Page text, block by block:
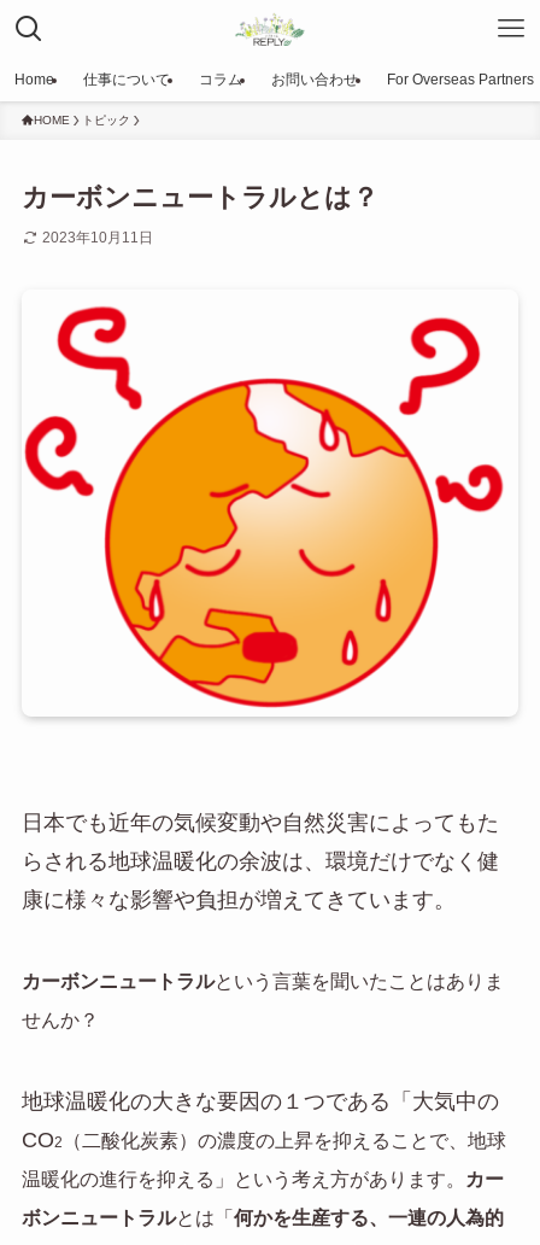
Home 仕事について コラム お問い合わせ For Overseas Partners
HOME トピック
カーボンニュートラルとは？
2023年10月11日
日本でも近年の気候変動や自然災害によってもた
らされる地球温暖化の余波は、環境だけでなく健
康に様々な影響や負担が増えてきています。
カーボンニュートラルという言葉を聞いたことはありま
せんか？
地球温暖化の大きな要因の１つである「大気中の
CO2
（二酸化炭素）の濃度の上昇を抑えることで、地球
温暖化の進行を抑える」という考え方があります。
カー
ボンニュートラルとは「 何かを生産する、一連の人為的